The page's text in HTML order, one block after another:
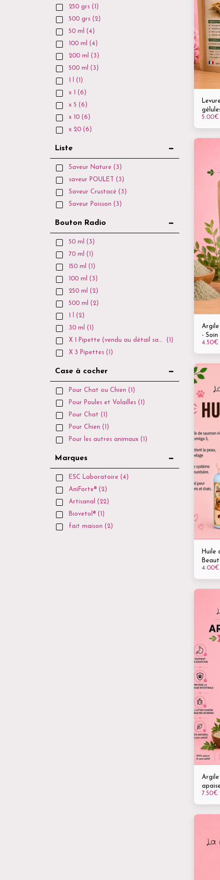
Marques
ESC Laboratoire(4)
AniForte®(2)
Artisanal (22)
Biovetol®(1)
fait maison (2)
250 grs(1)
500 grs(2)
50 ml (4)
100 ml (4)
200 ml (3)
500 ml (3)
(1)
x 1 (6)
x 5 (6)
x 10(6)
x 20(6)
Bouton Radio
50 ml (3)
70 ml (1)
150 ml (1)
100 ml (3)
250 ml (2)
500 ml (2)
(2)
30 ml (1)
X 1 Pipette (vendu au détail sans boite ni notice) (1)
X 3 Pipettes(1)
Case à cocher
Pour Chat ou Chien (1)
Pour Poules et Volailles(1)
Pour Chat (1)
Pour Chien (1)
Pour les autres animaux(1)
Liste
Saveur Nature(3)
saveur POULET (3)
Saveur Crustacé(3)
Saveur Poisson (3)
5.00€
Argile
-
les
4.50€
Huile
4.00€
Argile
vos
7.50€